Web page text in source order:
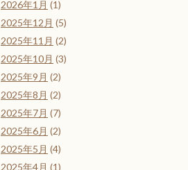
2026年1月 (1)
2025年12月 (5)
2025年11月 (2)
2025年10月 (3)
2025年9月 (2)
2025年8月 (2)
2025年7月 (7)
2025年6月 (2)
2025年5月 (4)
2025年4月 (1)